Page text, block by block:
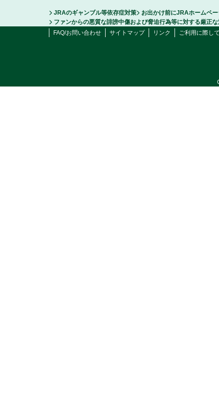
JRAのギャンブル等依存症対策
お出かけ前にJRAホームペ
ファンからの悪質な誹謗中傷および脅迫行為等に対する厳正
FAQ/お問い合わせ
サイトマップ リンク ご利用に際し